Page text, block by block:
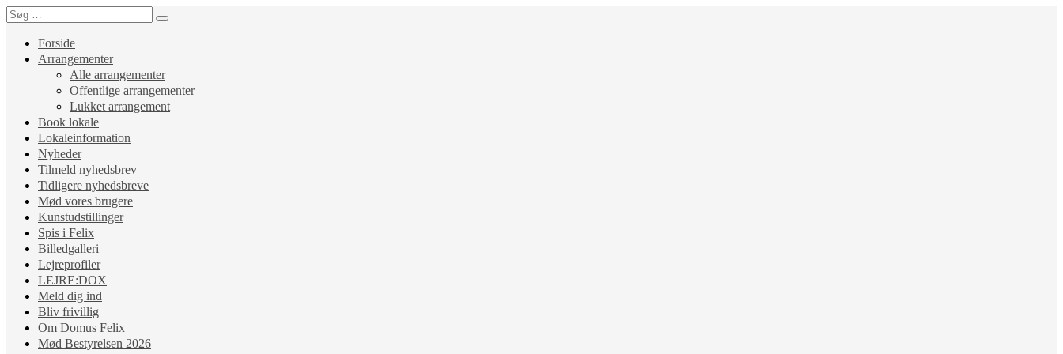
Forside
Arrangementer
Alle arrangementer
Offentlige arrangementer
Lukket arrangement
Book lokale
Lokaleinformation
Nyheder
Tilmeld nyhedsbrev
Tidligere nyhedsbreve
Mød vores brugere
Kunstudstillinger
Spis i Felix
Billedgalleri
Lejreprofiler
LEJRE:DOX
Meld dig ind
Bliv frivillig
Om Domus Felix
Mød Bestyrelsen 2026